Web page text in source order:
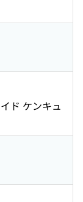
ド ケンキュ